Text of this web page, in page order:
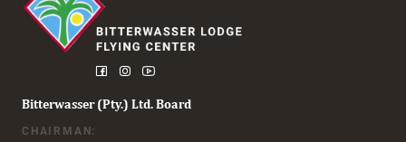
Bitterwasser (Pty.) Ltd. Board
CHAIRMAN: